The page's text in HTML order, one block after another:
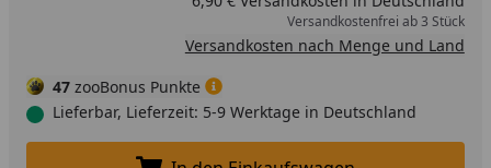
Versandkostenfrei ab 3 Stück
Versandkosten nach Menge und Land
47 zooBonus Punkte
Lieferbar, Lieferzeit: 5-9 Werktage in Deutschland